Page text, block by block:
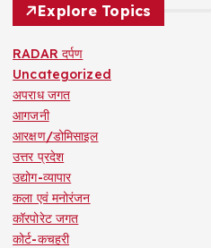
Explore Topics
RADAR दर्पण
Uncategorized
अपराध जगत
आगजनी
आरक्षण/डोमिसाइल
उत्तर प्रदेश
उद्योग-व्यापार
कला एवं मनोरंजन
कॉरपोरेट जगत
कोर्ट-कचहरी